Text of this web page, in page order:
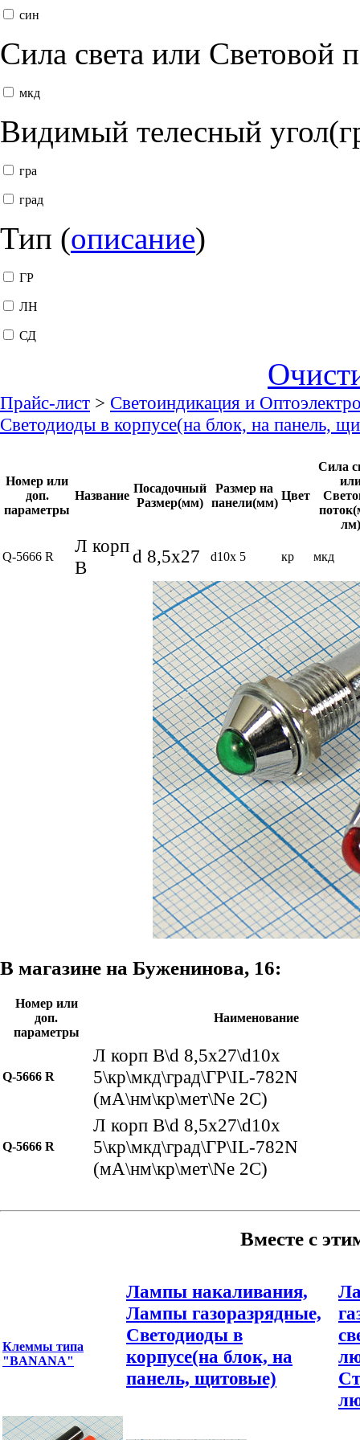
син
Сила света или Световой
мкд
Видимый телесный
гра
град
Тип (описание)
ГР
ЛН
СД
Прайс-лист > Светоиндикация и
Светодиоды в корпусе(на блок, на панель,
Номер или
доп.
параметры
Название
Посадочный
Размер(мм)
Размер на
панели(мм)
Цвет
Сила
лм)
Q-5666 R
Л корп
В
d 8,5x27 d10x 5 кр мкд
В магазине на Буженинова, 16:
Номер или
доп.
параметры
Наименование
Q-5666 R
Л корп В\d 8,5x27\d10x
5\кр\мкд\град\ГР\IL-782N
(мА\нм\кр\мет\Ne 2C)
Q-5666 R
Л корп В\d 8,5x27\d10x
5\кр\мкд\град\ГР\IL-782N
(мА\нм\кр\мет\Ne 2C)
Вместе с
Клеммы типа
"BANANA"
Лампы накаливания,
Лампы газоразрядные,
Светодиоды в
корпусе(на блок, на
панель, щитовые)